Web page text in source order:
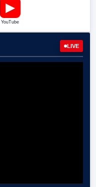
▶
YouTube
LIVE